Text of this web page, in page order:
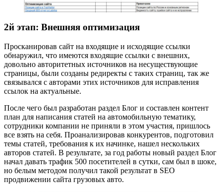
2й этап: Внешняя оптимизация
Просканировав сайт на входящие и исходящие ссылки
обнаружил, что имеются входящие ссылки с внешних,
довольно авторитетных источников на несуществующие
страницы, были созданы редиректы с таких страниц, так же
связывался с авторами этих источников для исправления
ссылок на актуальные.
После чего был разработан раздел Блог и составлен контент
план для написания статей на автомобильную тематику,
сотрудники компании не приняли в этом участия, пришлось
все взять на себя. Проанализировав конкурентов, подготовил
темы статей, требования к их начинке, нашел нескольких
авторов статей. В результате, за год работы новый раздел Блог
начал давать трафик 500 посетителей в сутки, сам был в шоке,
но белым методом получил такой результат в SEO
продвижении сайта грузовых авто.